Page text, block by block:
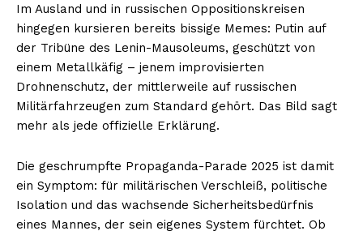
Im Ausland und in russischen Oppositionskreisen
hingegen kursieren bereits bissige Memes: Putin auf
der Tribüne des Lenin-Mausoleums, geschützt von
einem Metallkäfig – jenem improvisierten
Drohnenschutz, der mittlerweile auf russischen
Militärfahrzeugen zum Standard gehört. Das Bild sagt
mehr als jede offizielle Erklärung.
Die geschrumpfte Propaganda-Parade 2025 ist damit
ein Symptom: für militärischen Verschleiß, politische
Isolation und das wachsende Sicherheitsbedürfnis
eines Mannes, der sein eigenes System fürchtet. Ob